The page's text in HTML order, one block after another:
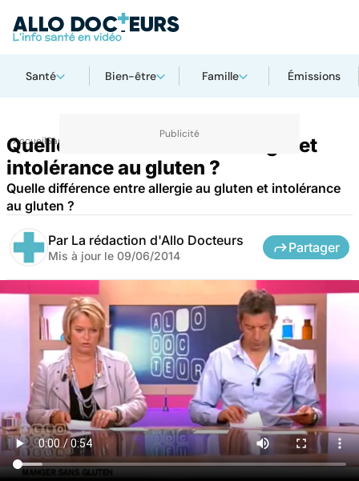
Santé Bien-être Famille Émissions
AccueilSanté
Quelle différence entre allergie et
intolérance au gluten ?
Quelle différence entre allergie au gluten et intolérance
au gluten ?
Par La rédaction d'Allo Docteurs
Mis à jour le 09/06/2014
Partager